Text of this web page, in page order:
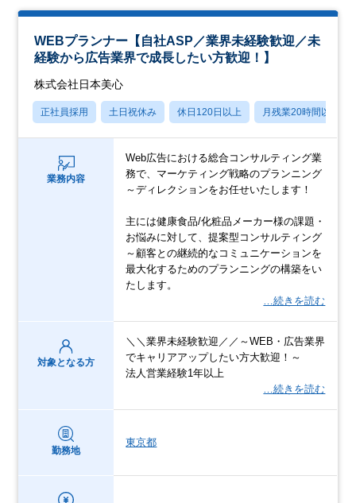
WEBプランナー【自社ASP／業界未経験歓迎／未
経験から広告業界で成長したい方歓迎！】
株式会社日本美心
正社員採用 土日祝休み 休日120日以上 月残業20時間以内
業務内容
Web広告における総合コンサルティング業
務で、マーケティング戦略のプランニング
～ディレクションをお任せいたします！
主には健康食品/化粧品メーカー様の課題・
お悩みに対して、提案型コンサルティング
～顧客との継続的なコミュニケーションを
最大化するためのプランニングの構築をい
たします。
…続きを読む
対象となる方
＼＼業界未経験歓迎／／～WEB・広告業界
でキャリアアップしたい方大歓迎！～
法人営業経験1年以上
…続きを読む
勤務地
東京都